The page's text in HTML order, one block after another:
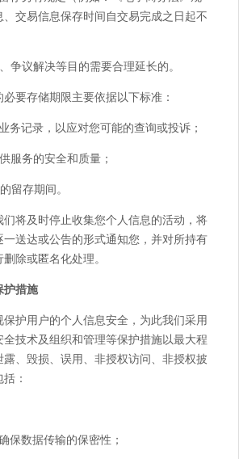
交易信息保存时间自交易完成之日起不
争议解决等目的需要合理延长的。
要存储期限主要依据以下标准：
务记录，以应对您可能的查询或投诉；
服务的安全和质量；
留存期间。
将及时停止收集您个人信息的活动，将
送达或公告的形式通知您，并对所持有
除或匿名化处理。
护措施
护用户的个人信息安全，为此我们采用
技术及组织和管理等保护措施以最大程
露、毁损、误用、非授权访问、非授权披
：
保数据传输的保密性；